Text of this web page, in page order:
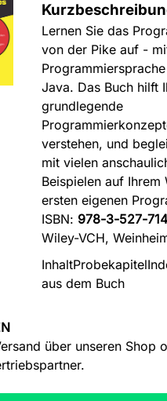
Lernen Sie das
von der Pike auf -
Programmiersprache
Java. Das Buch hilft
grundlegende
verstehen, und
mit vielen
Beispielen auf Ihrem
ersten eigenen
ISBN: 978-3-527-
Wiley-VCH,
InhaltProbekapitel
aus dem Buch
über unseren Shop